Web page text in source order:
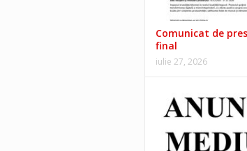
Comunicat de
final
iulie 27, 2026